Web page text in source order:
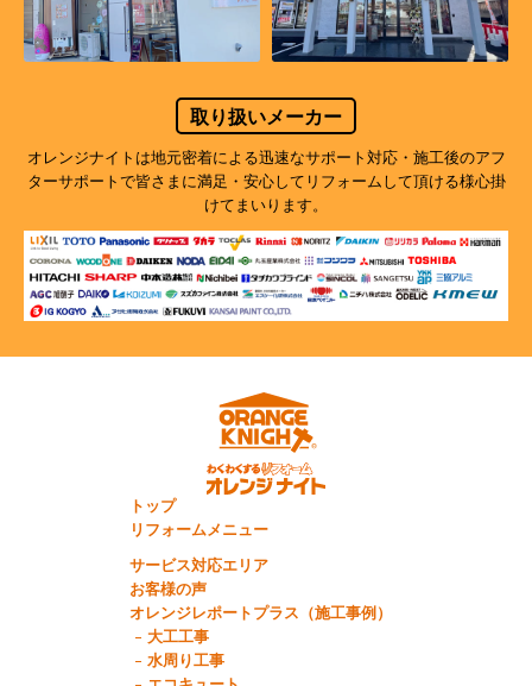
取り扱いメーカー
オレンジナイトは地元密着による迅速なサポート対応・施工後のアフ
ターサポートで皆さまに満足・安心してリフォームして頂ける様心掛
けてまいります。
トップ
リフォームメニュー
サービス対応エリア
お客様の声
オレンジレポートプラス（施工事例）
大工工事
水周り工事